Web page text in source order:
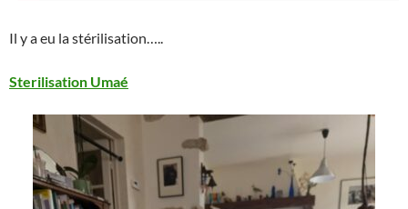
Il y a eu la stérilisation…..
Sterilisation Umaé